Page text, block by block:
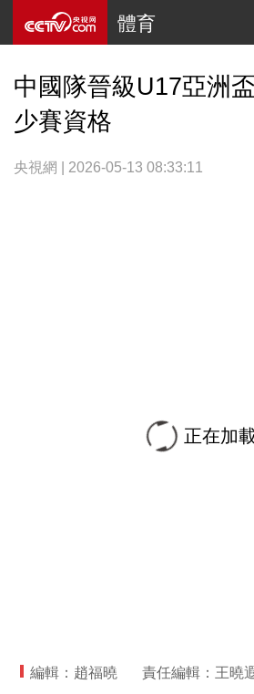
體育
中國隊晉級U17亞洲
少賽資格
央視網 | 2026-05-13 08:33:11
正在加
編輯：趙福曉 責任編輯：王曉